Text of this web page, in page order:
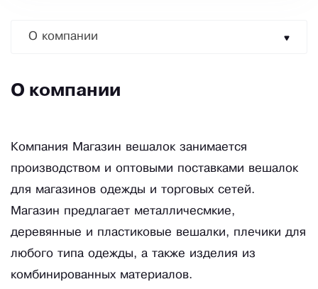
О компании
О компании
Компания Магазин вешалок занимается
производством и оптовыми поставками вешалок
для магазинов одежды и торговых сетей.
Магазин предлагает металличесмкие,
деревянные и пластиковые вешалки, плечики для
любого типа одежды, а также изделия из
комбинированных материалов.